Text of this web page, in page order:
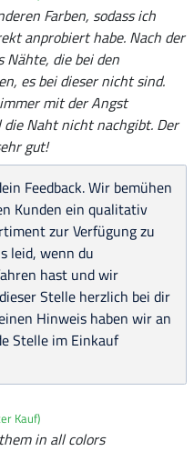
Farben, sodass ich
anprobiert habe. Nach der
Nähte, die bei den
es bei dieser nicht sind.
mit der Angst
Naht nicht nachgibt. Der
gut!
Feedback. Wir bemühen
Kunden ein qualitativ
zur Verfügung zu
leid, wenn du
hast und wir
Stelle herzlich bei dir
Hinweis haben wir an
Stelle im Einkauf
Kauf)
in all colors